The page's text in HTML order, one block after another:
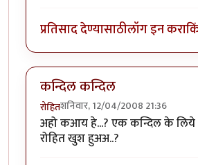
प्रतिसाद देण्यासाठीलॉग इन करा
कन्दिल कन्दिल
रोहितशनिवार, 12/04/2008 21:36
अहो कआय हे...? एक कन्दिल के लिये
रोहित खुश हुअअ..?